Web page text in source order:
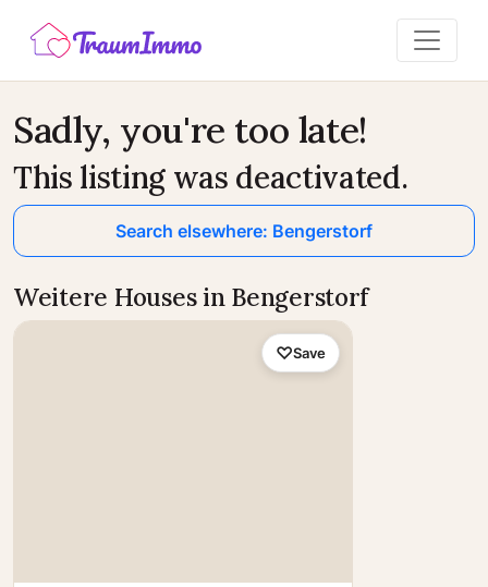
Sadly, you're too late!
This listing was deactivated.
Search elsewhere: Bengerstorf
Weitere Houses in Bengerstorf
Save